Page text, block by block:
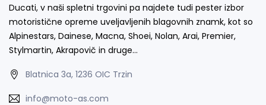
Ducati, v naši spletni trgovini pa najdete tudi pester izbor
motoristične opreme uveljavljenih blagovnih znamk, kot so
Alpinestars, Dainese, Macna, Shoei, Nolan, Arai, Premier,
Stylmartin, Akrapovič in druge…
Blatnica 3a, 1236 OIC Trzin
info@moto-as.com